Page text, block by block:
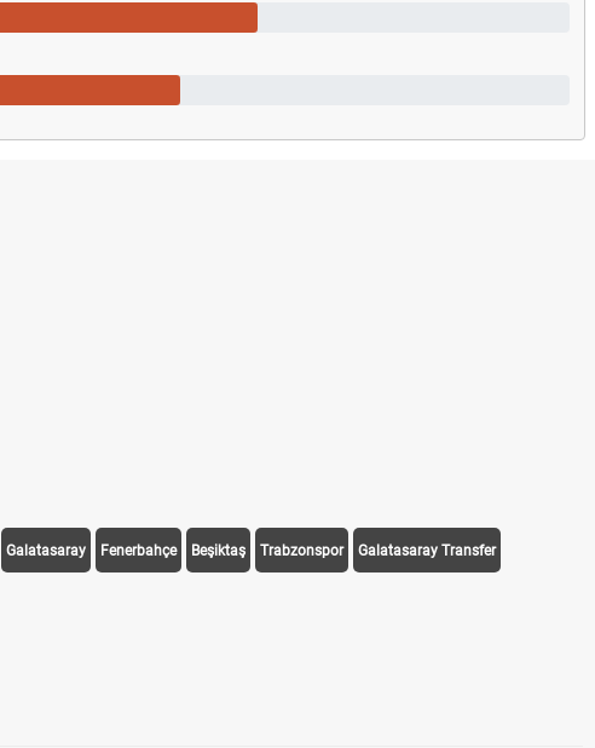
Galatasaray Fenerbahçe Beşiktaş Trabzonspor Galatasaray Transfer